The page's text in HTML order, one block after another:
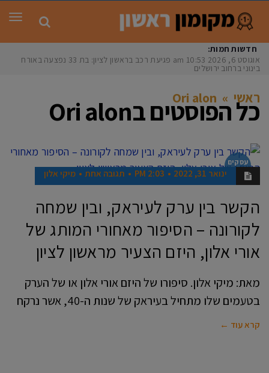
חדשות חמות:
אוגוסט 6, 2026
10:53 am פגיעת רכב בראשון לציון: בת 33 נפצעה באורח
בינוני ברחוב ירושלים
ראשי »
Ori alon
כל הפוסטים בOri alon
עסקים
בראשון ינואר 31, 2022 2:03 PM תגובה אחת מיקי אלון
הקשר בין ערק לעיראק, ובין שמחה
לקורונה – הסיפור מאחורי המותג של
אורי אלון, היזם הצעיר מראשון לציון
מאת: מיקי אלון. סיפורו של היזם אורי אלון או של הערק
בטעמים שלו מתחיל בעיראק של שנות ה-40, אשר נרקח
קרא עוד ←